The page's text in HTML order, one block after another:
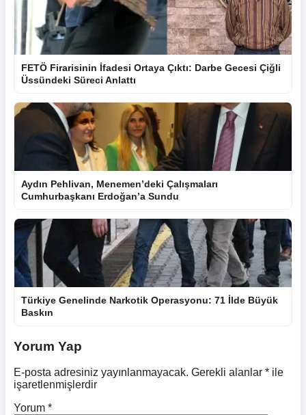
FETÖ Firarisinin İfadesi Ortaya Çıktı: Darbe Gecesi Çiğli
Üssündeki Süreci Anlattı
Aydın Pehlivan, Menemen’deki Çalışmaları
Cumhurbaşkanı Erdoğan’a Sundu
Türkiye Genelinde Narkotik Operasyonu: 71 İlde Büyük
Baskın
Yorum Yap
E-posta adresiniz yayınlanmayacak. Gerekli alanlar * ile
işaretlenmişlerdir
Yorum *